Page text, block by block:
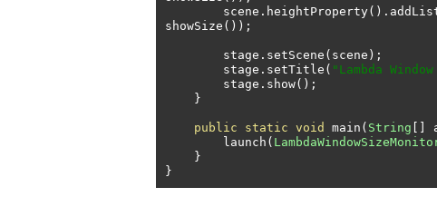
        scene
. heightProperty().
showSize ());
        stage
. setScene ( scene );
        stage
. setTitle ( "Lambda
        stage
. show();
}
public static void main ( String
        launch
(
}
}